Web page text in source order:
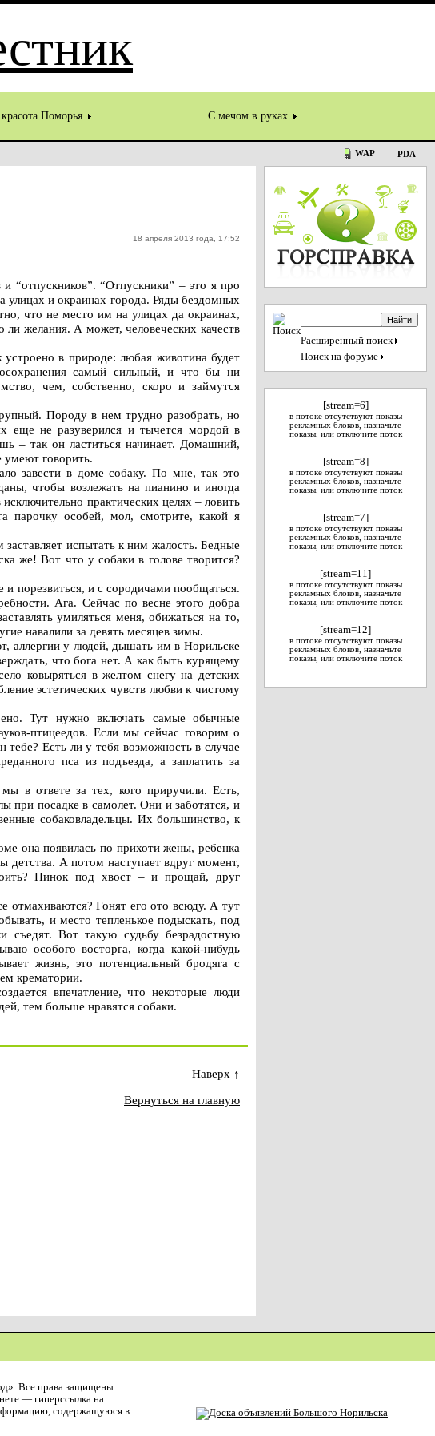
Поморья С мечом в руках
WAP PDA
18 апреля 2013 года, 17:52
“отпускников”. “Отпускники” – это я про
и окраинах города. Ряды бездомных
что не место им на улицах да окраинах,
желания. А может, человеческих качеств
в природе: любая животина будет
самый сильный, и что бы ни
чем, собственно, скоро и займутся
Породу в нем трудно разобрать, но
еще не разуверился и тычется мордой в
– так он ластиться начинает. Домашний,
говорить.
завести в доме собаку. По мне, так это
чтобы возлежать на пианино и иногда
практических целях – ловить
парочку особей, мол, смотрите, какой я
испытать к ним жалость. Бедные
же! Вот что у собаки в голове творится?
порезвиться, и с сородичами пообщаться.
Ага. Сейчас по весне этого добра
умиляться меня, обижаться на то,
навалили за девять месяцев зимы.
аллергии у людей, дышать им в Норильске
что бога нет. А как быть курящему
ковыряться в желтом снегу на детских
эстетических чувств любви к чистому
Тут нужно включать самые обычные
птицеедов. Если мы сейчас говорим о
Есть ли у тебя возможность в случае
пса из подъезда, а заплатить за
в ответе за тех, кого приручили. Есть,
при посадке в самолет. Они и заботятся, и
собаковладельцы. Их большинство, к
она появилась по прихоти жены, ребенка
детства. А потом наступает вдруг момент,
Пинок под хвост – и прощай, друг
отмахиваются? Гонят его ото всюду. А тут
и место тепленькое подыскать, под
съедят. Вот такую судьбу безрадостную
особого восторга, когда какой-нибудь
жизнь, это потенциальный бродяга с
крематории.
впечатление, что некоторые люди
тем больше нравятся собаки.
Наверх ↑
Вернуться на главную
Расширенный поиск
Поиск на форуме
[stream=6]
в потоке отсутствуют показы
рекламных блоков, назначьте
показы, или отключите поток
[stream=8]
в потоке отсутствуют показы
рекламных блоков, назначьте
показы, или отключите поток
[stream=7]
в потоке отсутствуют показы
рекламных блоков, назначьте
показы, или отключите поток
[stream=11]
в потоке отсутствуют показы
рекламных блоков, назначьте
показы, или отключите поток
[stream=12]
в потоке отсутствуют показы
рекламных блоков, назначьте
показы, или отключите поток
Все права защищены.
— гиперссылка на
содержащуюся в